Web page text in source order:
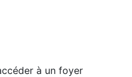
à un foyer